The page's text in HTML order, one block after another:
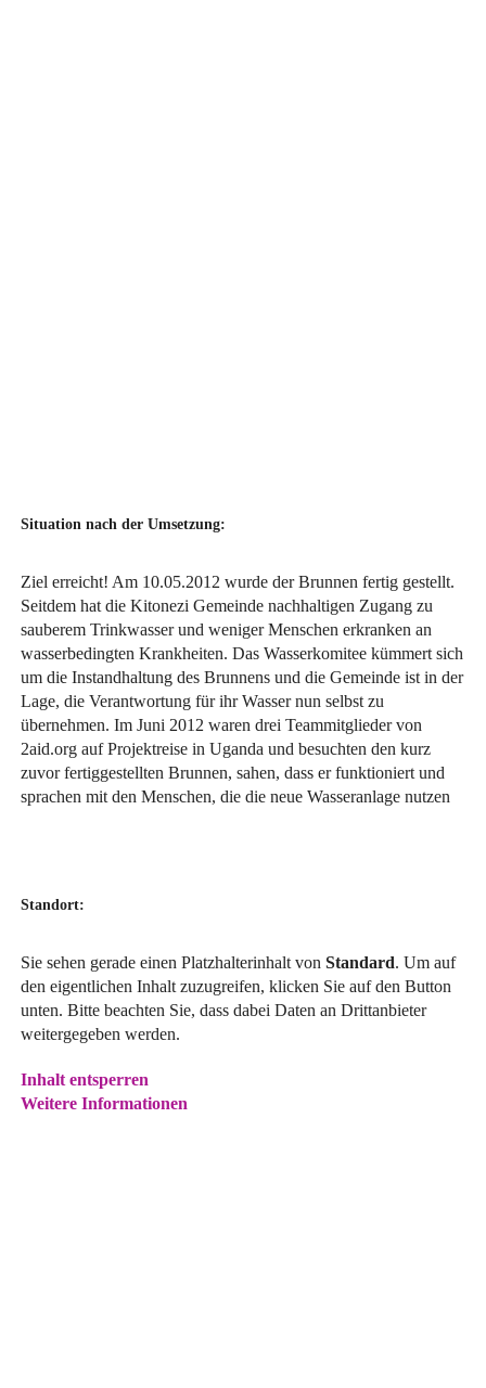
Situation nach der Umsetzung:
Ziel erreicht! Am 10.05.2012 wurde der Brunnen fertig gestellt.
Seitdem hat die Kitonezi Gemeinde nachhaltigen Zugang zu
sauberem Trinkwasser und weniger Menschen erkranken an
wasserbedingten Krankheiten. Das Wasserkomitee kümmert sich
um die Instandhaltung des Brunnens und die Gemeinde ist in der
Lage, die Verantwortung für ihr Wasser nun selbst zu
übernehmen. Im Juni 2012 waren drei Teammitglieder von
2aid.org auf Projektreise in Uganda und besuchten den kurz
zuvor fertiggestellten Brunnen, sahen, dass er funktioniert und
sprachen mit den Menschen, die die neue Wasseranlage nutzen
Standort:
Sie sehen gerade einen Platzhalterinhalt von Standard. Um auf
den eigentlichen Inhalt zuzugreifen, klicken Sie auf den Button
unten. Bitte beachten Sie, dass dabei Daten an Drittanbieter
weitergegeben werden.
Inhalt entsperren
Weitere Informationen